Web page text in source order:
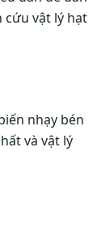
cứu vật lý hạt
nhạy bén
và vật lý